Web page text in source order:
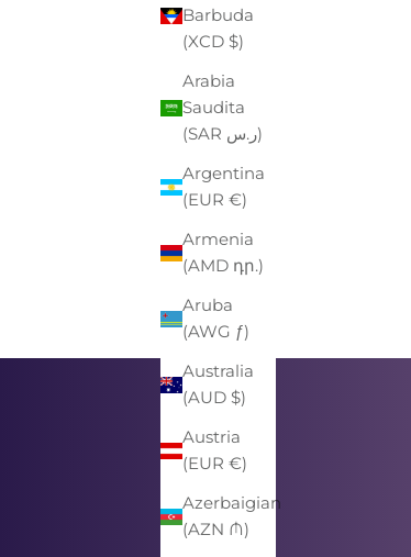
Barbuda
(XCD $)
Arabia
Saudita
(SAR ر.س)
Argentina
(EUR €)
Armenia
(AMD դր.)
Aruba
(AWG ƒ)
Australia
(AUD $)
Austria
(EUR €)
Azerbaigian
(AZN ₼)
BIRKENSTOCK
SANDALI "ARIZONA" KHAKI IN EVA
CON DOPPIA FASCIA REGOLABILE
PREZZO-30%PREZZO SCONTATO
€38,50